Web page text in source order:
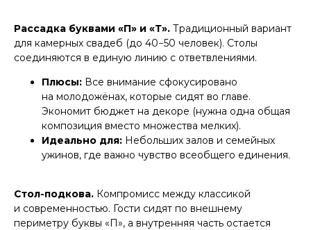
Рассадка буквами «П» и «Т». Традиционный вариант
для камерных свадеб (до 40−50 человек). Столы
соединяются в единую линию с ответвлениями.
Плюсы: Все внимание сфокусировано
на молодожёнах, которые сидят во главе.
Экономит бюджет на декоре (нужна одна общая
композиция вместо множества мелких).
Идеально для: Небольших залов и семейных
ужинов, где важно чувство всеобщего единения.
Стол-подкова. Компромисс между классикой
и современностью. Гости сидят по внешнему
периметру буквы «П», а внутренняя часть остается